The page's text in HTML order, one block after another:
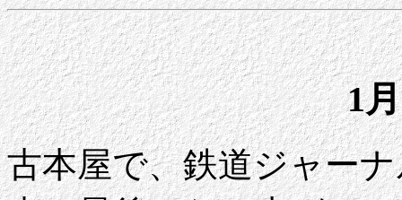
1
古本屋で、鉄道ジャー